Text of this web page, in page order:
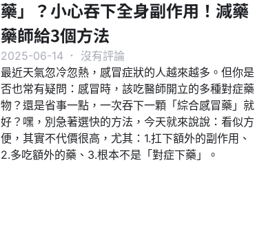
藥」？小心吞下全身副作用！減藥
藥師給3個方法
2025-06-14 ．
沒有評論
最近天氣忽冷忽熱，感冒症狀的人越來越多。但你是
否也常有疑問：感冒時，該吃醫師開立的多種對症藥
物？還是省事一點，一次吞下一顆「綜合感冒藥」就
好？嘿，別急著選快的方法，今天就來說說：看似方
便，其實不代價很高，尤其：1.扛下額外的副作用、
2.多吃額外的藥、3.根本不是「對症下藥」。